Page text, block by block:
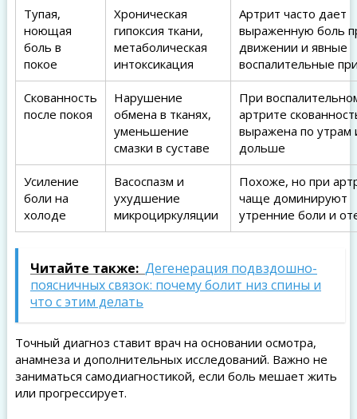
Тупая,
ноющая
боль в
покое
Хроническая
гипоксия ткани,
метаболическая
интоксикация
Артрит часто дает
выраженную боль
движении и явные
воспалительные
Скованность
после покоя
Нарушение
обмена в тканях,
уменьшение
смазки в суставе
При
артрите
выражена по утрам
дольше
Усиление
боли на
холоде
Васоспазм и
ухудшение
микроциркуляции
Похоже, но при
чаще доминируют
утренние боли и
Читайте также: Дегенерация подвздошно-
поясничных связок: почему болит низ спины и
что с этим делать
Точный диагноз ставит врач на основании осмотра,
анамнеза и дополнительных исследований. Важно не
заниматься самодиагностикой, если боль мешает жить
или прогрессирует.